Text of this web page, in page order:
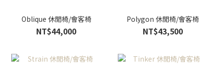
Oblique 休閒椅/會客椅
NT$44,000
Polygon 休閒椅/會客椅
NT$43,500